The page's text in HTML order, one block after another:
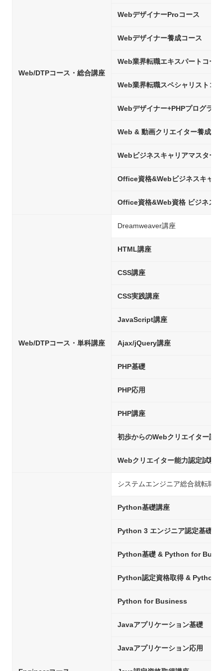
Web/DTPコース・総合講座
WebデザイナーProコース
Webデザイナー養成コース
Web業界転職エキスパートコース
Web業界転職スペシャリストコ
Webデザイナー+PHPプログラマ
Web & 動画クリエイター養成コ
Webビジネスキャリアマスター
Office資格&Webビジネスキャリ
Office資格&Web資格 ビジネス
Web/DTPコース・単科講座
Dreamweaver講座
HTML講座
CSS講座
CSS実践講座
JavaScript講座
Ajax/jQuery講座
PHP基礎
PHP応用
PHP講座
初歩からのWebクリエイター試
Webクリエイター能力認定試験
システムエンジニア総合就転職
Python基礎講座
Python 3 エンジニア認定基礎試
Python基礎 & Python for
Python認定資格取得 & Python
Python for Business
Javaアプリケーション基礎
Javaアプリケーション応用